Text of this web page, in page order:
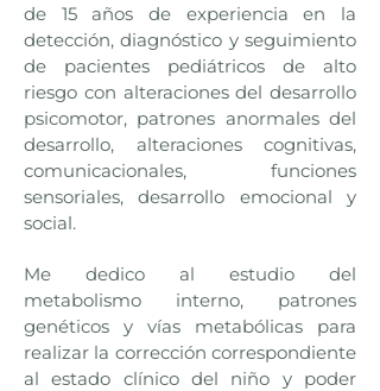
de 15 años de experiencia en la
detección, diagnóstico y seguimiento
de pacientes pediátricos de alto
riesgo con alteraciones del desarrollo
psicomotor, patrones anormales del
desarrollo, alteraciones cognitivas,
comunicacionales, funciones
sensoriales, desarrollo emocional y
social.
Me dedico al estudio del
metabolismo interno, patrones
genéticos y vías metabólicas para
realizar la corrección correspondiente
al estado clínico del niño y poder